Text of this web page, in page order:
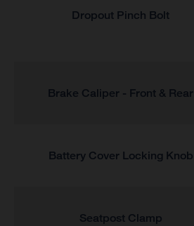
Dropout Pinch Bolt
Brake Caliper - Front & Rear
Battery Cover Locking Knob
Seatpost Clamp